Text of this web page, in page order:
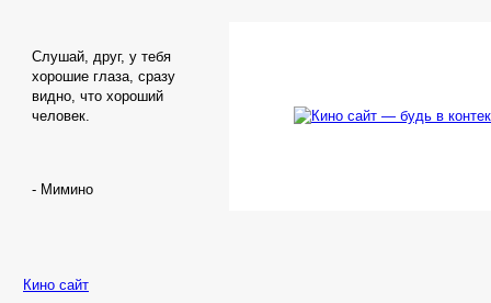
Слушай, друг, у тебя
хорошие глаза, сразу
видно, что хороший
человек.
- Мимино
Кино сайт